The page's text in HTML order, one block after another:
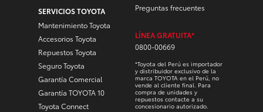
SERVICIOS TOYOTA
Mantenimiento Toyota
Accesorios Toyota
Repuestos Toyota
Seguro Toyota
Garantía Comercial
Garantía TOYOTA 10
Toyota Connect
Preguntas frecuentes
LÍNEA GRATUITA*
0800-00669
*Toyota del Perú es importador
y distribuidor exclusivo de la
marca TOYOTA en el Perú, no
vende al cliente final. Para
compra de unidades y
repuestos contacte a su
concesionario autorizado.